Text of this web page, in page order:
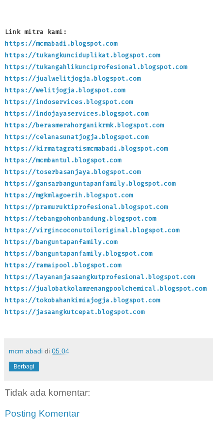
Link mitra kami:
https://mcmabadi.blogspot.com
https://tukangkunciduplikat.blogspot.com
https://tukangahlikunciprofesional.blogspot.com
https://jualwelitjogja.blogspot.com
https://welitjogja.blogspot.com
https://indoservices.blogspot.com
https://indojayaservices.blogspot.com
https://berasmerahorganikrmk.blogspot.com
https://celanasunatjogja.blogspot.com
https://kirmatagratismcmabadi.blogspot.com
https://mcmbantul.blogspot.com
https://toserbasanjaya.blogspot.com
https://gansarbanguntapanfamily.blogspot.com
https://mgkmlagoerih.blogspot.com
https://pramuruktiprofesional.blogspot.com
https://tebangpohonbandung.blogspot.com
https://virgincoconutoiloriginal.blogspot.com
https://banguntapanfamily.com
https://banguntapanfamily.blogspot.com
https://ramaipool.blogspot.com
https://layananjasaangkutprofesional.blogspot.com
https://jualobatkolamrenangpoolchemical.blogspot.com
https://tokobahankimiajogja.blogspot.com
https://jasaangkutcepat.blogspot.com
mcm abadi di 05.04
Berbagi
Tidak ada komentar:
Posting Komentar